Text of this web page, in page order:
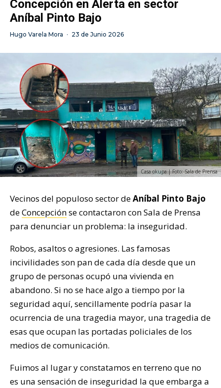
Concepción en Alerta en sector
Aníbal Pinto Bajo
Hugo Varela Mora · 23 de Junio 2026
Casa okupa | Foto: Sala de Prensa
Vecinos del populoso sector deAníbal Pinto Bajo
deConcepciónse contactaron con Sala de Prensa
para denunciar un problema: la inseguridad.
Robos, asaltos o agresiones. Las famosas
incivilidades son pan de cada día desde que un
grupo de personas ocupó una vivienda en
abandono. Si no se hace algo a tiempo por la
seguridad aquí, sencillamente podría pasar la
ocurrencia de una tragedia mayor, una tragedia de
esas que ocupan las portadas policiales de los
medios de comunicación.
Fuimos al lugar y constatamos en terreno que no
es una sensación de inseguridad la que embarga a